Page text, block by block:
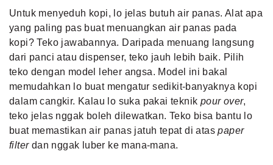
Untuk menyeduh kopi, lo jelas butuh air panas. Alat apa
yang paling pas buat menuangkan air panas pada
kopi? Teko jawabannya. Daripada menuang langsung
dari panci atau dispenser, teko jauh lebih baik. Pilih
teko dengan model leher angsa. Model ini bakal
memudahkan lo buat mengatur sedikit-banyaknya kopi
dalam cangkir. Kalau lo suka pakai teknik pour over,
teko jelas nggak boleh dilewatkan. Teko bisa bantu lo
buat memastikan air panas jatuh tepat di ataspaper
filter dan nggak luber ke mana-mana.